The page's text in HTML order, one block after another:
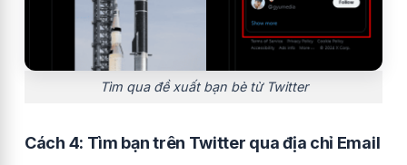
Tìm qua đề xuất bạn bè từ Twitter
Cách 4: Tìm bạn trên Twitter qua địa chỉ Email